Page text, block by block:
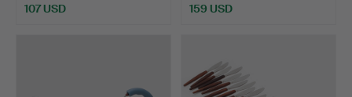
107 USD 159 USD